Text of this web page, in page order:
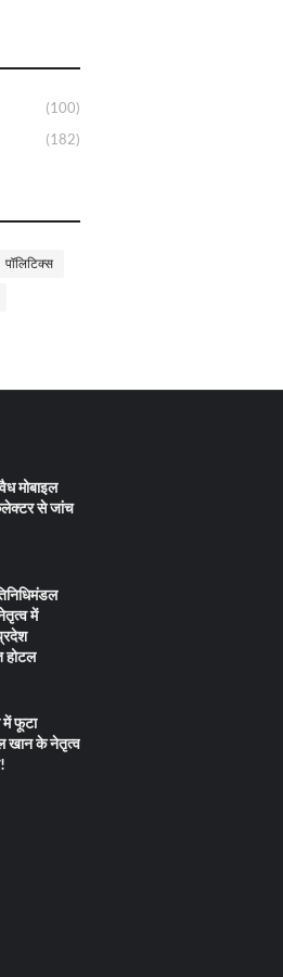
(100)
(182)
पॉलिटिक्स
मोबाइल
से जांच
में
होटल
में फूटा
खान के नेतृत्व